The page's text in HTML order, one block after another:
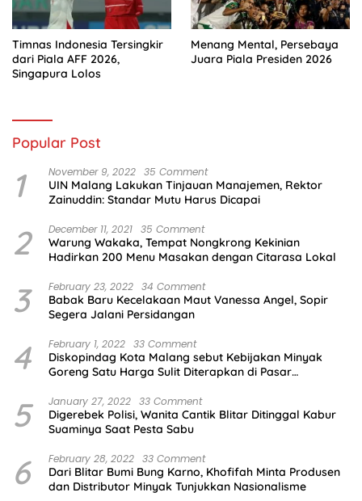
Timnas Indonesia Tersingkir
dari Piala AFF 2026,
Singapura Lolos
Menang Mental, Persebaya
Juara Piala Presiden 2026
Popular Post
1 November 9, 2022 35 Comment
UIN Malang Lakukan Tinjauan Manajemen, Rektor
Zainuddin: Standar Mutu Harus Dicapai
2 December 11, 2021 35 Comment
Warung Wakaka, Tempat Nongkrong Kekinian
Hadirkan 200 Menu Masakan dengan Citarasa Lokal
3 February 23, 2022 34 Comment
Babak Baru Kecelakaan Maut Vanessa Angel, Sopir
Segera Jalani Persidangan
4 February 1, 2022 33 Comment
Diskopindag Kota Malang sebut Kebijakan Minyak
Goreng Satu Harga Sulit Diterapkan di Pasar
5 January 27, 2022 33 Comment
Digerebek Polisi, Wanita Cantik Blitar Ditinggal Kabur
Suaminya Saat Pesta Sabu
6 February 28, 2022 33 Comment
Dari Blitar Bumi Bung Karno, Khofifah Minta Produsen
dan Distributor Minyak Tunjukkan Nasionalisme